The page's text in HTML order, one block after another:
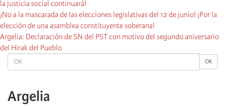
OK OK
Argelia
la justicia social continuará!
¡No a la mascarada de las elecciones legislativas del 12 de junio! ¡Por la
elección de una asamblea constituyente soberana!
Argelia: Declaración de SN del PST con motivo del segundo aniversario
del Hirak del Pueblo